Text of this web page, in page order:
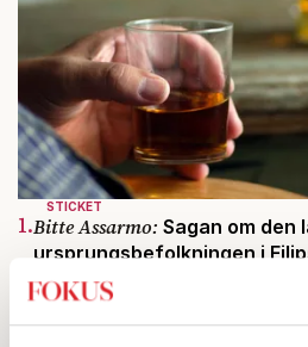
STICKET
1.Bitte Assarmo: Sagan om den
ursprungsbefolkningen i
2.Sakine Madon:
Efter
vänstern för Agnes Wold